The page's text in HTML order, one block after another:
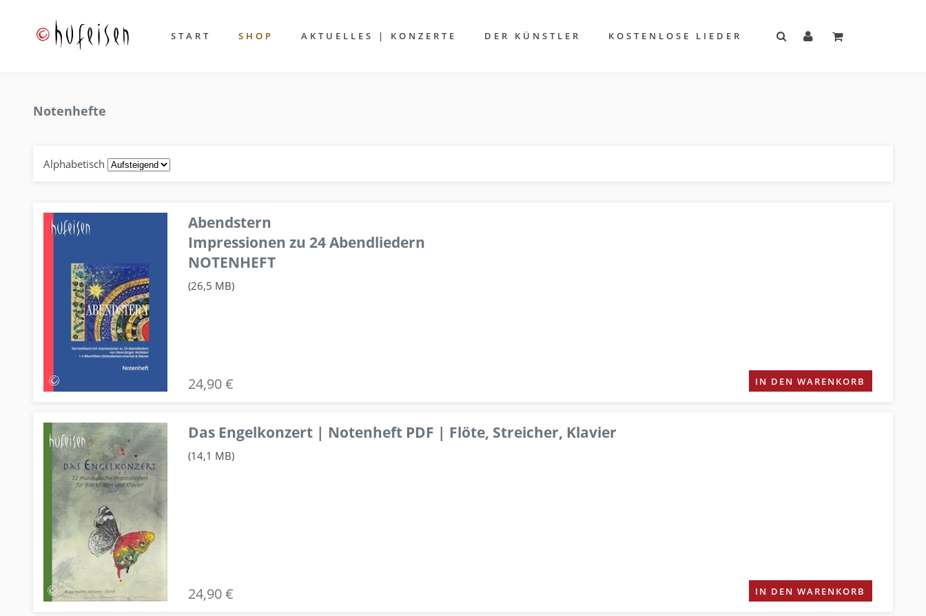
START SHOP AKTUELLES | KONZERTE DER KÜNSTLER KOSTENLOSE LIEDER
Notenhefte
Alphabetisch
Abendstern
Impressionen zu 24 Abendliedern
NOTENHEFT
(26,5 MB)
24,90 € IN DEN WARENKORB
Das Engelkonzert | Notenheft PDF | Flöte, Streicher, Klavier
(14,1 MB)
24,90 € IN DEN WARENKORB